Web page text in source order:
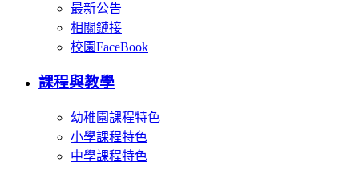
最新公告
相關鏈接
校園FaceBook
課程與教學
幼稚園課程特色
小學課程特色
中學課程特色